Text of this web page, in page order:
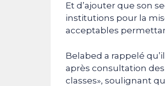
Et d’ajouter que son
institutions pour la
acceptables
Belabed a rappelé
après consultation
classes», soulignant